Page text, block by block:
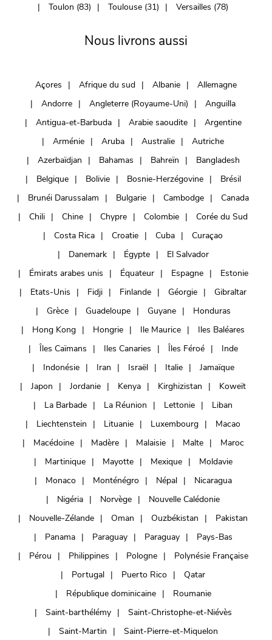
Toulon (83)
Toulouse (31) Versailles (78)
Nous livrons aussi
Açores Afrique du sud Albanie
Allemagne
Andorre
Angleterre (Royaume-Uni)
Anguilla
Antigua-et-Barbuda
Arabie saoudite
Argentine
Arménie
Aruba Australie
Autriche
Azerbaïdjan
Bahamas Bahreïn
Bangladesh
Belgique
Bolivie Bosnie-Herzégovine
Brésil
Brunéi Darussalam
Bulgarie Cambodge
Canada
Chili
Chine Chypre Colombie
Corée du Sud
Costa Rica
Croatie Cuba
Curaçao
Danemark
Égypte
El Salvador
Émirats arabes unis
Équateur Espagne
Estonie
Etats-Unis
Fidji Finlande Géorgie
Gibraltar
Grèce
Guadeloupe Guyane
Honduras
Hong Kong
Hongrie Ile Maurice
Iles Baléares
Îles Caïmans
Iles Canaries Îles Féroé
Inde
Indonésie
Iran Israël Italie
Jamaïque
Japon
Jordanie Kenya Kirghizistan
Koweït
La Barbade
La Réunion Lettonie
Liban
Liechtenstein
Lituanie Luxembourg
Macao
Macédoine
Madère Malaisie Malte
Maroc
Martinique
Mayotte Mexique
Moldavie
Monaco
Monténégro Népal
Nicaragua
Nigéria
Norvège
Nouvelle Calédonie
Nouvelle-Zélande
Oman Ouzbékistan
Pakistan
Panama
Paraguay Paraguay
Pays-Bas
Pérou
Philippines Pologne
Polynésie Française
Portugal
Puerto Rico
Qatar
République dominicaine
Roumanie
Saint-barthélémy
Saint-Christophe-et-Niévès
Saint-Martin
Saint-Pierre-et-Miquelon